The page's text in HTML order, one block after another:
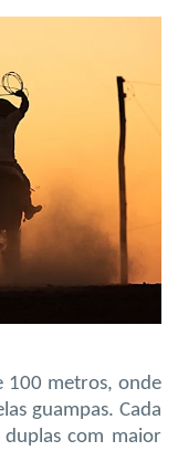
100 metros, onde
guampas. Cada
com maior